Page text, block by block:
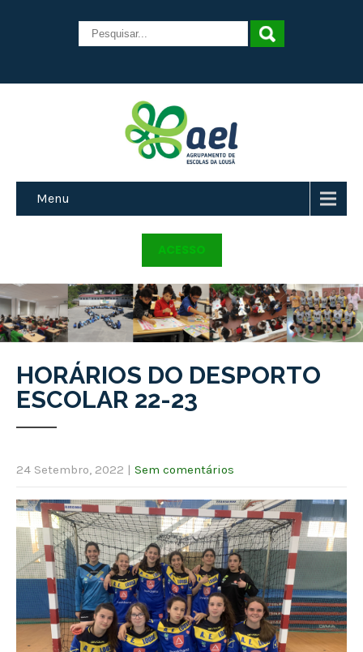
Menu
ACESSO
HORÁRIOS DO DESPORTO
ESCOLAR 22-23
24 Setembro, 2022 | Sem comentários